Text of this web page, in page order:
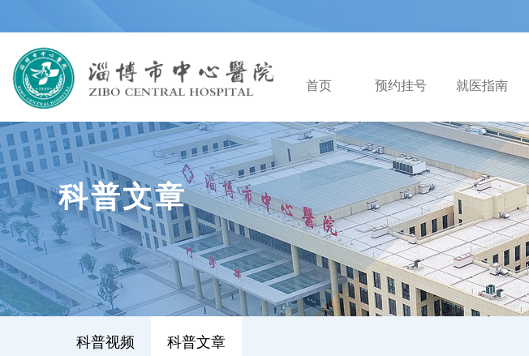
首页 预约挂号 就医指南
科普文章
科普视频 科普文章